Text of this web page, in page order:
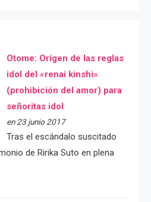
Otome: Orígen de las reglas
idol del «renai kinshi»
(prohibición del amor) para
señoritas idol
en 23 junio 2017
Tras el escándalo suscitado
de Ririka Suto en plena